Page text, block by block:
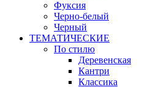
Фуксия
Черно-белый
Черный
ТЕМАТИЧЕСКИЕ
По стилю
Деревенская
Кантри
Классика